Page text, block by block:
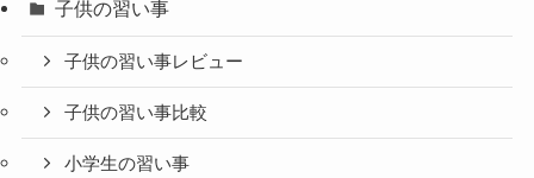
子供の習い事
子供の習い事レビュー
子供の習い事比較
小学生の習い事